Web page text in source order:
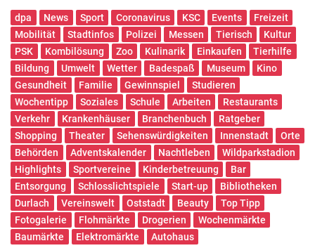
dpa News Sport Coronavirus KSC Events
Freizeit
Mobilität
Stadtinfos Polizei Messen Tierisch
Kultur
PSK
Kombilösung Zoo Kulinarik Einkaufen
Tierhilfe
Bildung
Umwelt Wetter Badespaß Museum
Kino
Gesundheit
Familie Gewinnspiel
Studieren
Wochentipp
Soziales Schule Arbeiten
Restaurants
Verkehr
Krankenhäuser Branchenbuch
Ratgeber
Shopping
Theater Sehenswürdigkeiten Innenstadt
Orte
Behörden
Adventskalender Nachtleben
Wildparkstadion
Highlights
Sportvereine Kinderbetreuung
Bar
Entsorgung
Schlosslichtspiele Start-up
Bibliotheken
Durlach
Vereinswelt Oststadt Beauty
Top Tipp
Fotogalerie
Flohmärkte Drogerien
Wochenmärkte
Baumärkte
Elektromärkte Autohaus